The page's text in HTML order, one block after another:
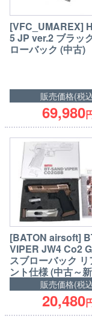
[VFC_UMAREX]
5 JP ver.2 ブラッ
ローバック (中古)
販売価格(税
69,980
[BATON airsoft]
VIPER JW4 Co2
スブローバック リ
ント仕様 (中古～
販売価格(税
20,480